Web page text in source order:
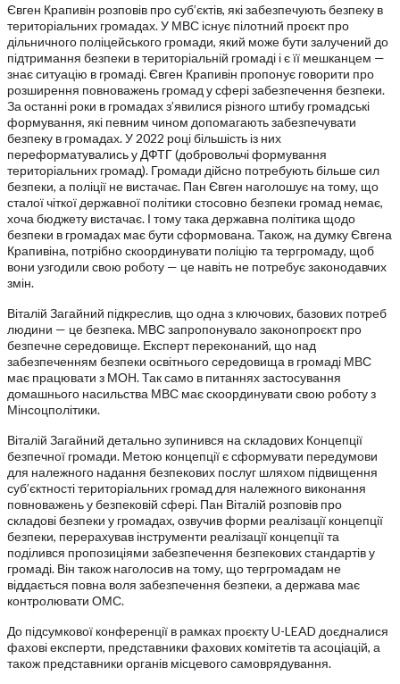
Євген Крапивін розповів про суб’єктів, які забезпечують безпеку в
територіальних громадах. У МВС існує пілотний проєкт про
дільничного поліцейського громади, який може бути залучений до
підтримання безпеки в територіальній громаді і є її мешканцем —
знає ситуацію в громаді. Євген Крапивін пропонує говорити про
розширення повноважень громад у сфері забезпечення безпеки.
За останні роки в громадах з’явилися різного штибу громадські
формування, які певним чином допомагають забезпечувати
безпеку в громадах. У 2022 році більшість із них
переформатувались у ДФТГ (добровольчі формування
територіальних громад). Громади дійсно потребують більше сил
безпеки, а поліції не вистачає. Пан Євген наголошує на тому, що
сталої чіткої державної політики стосовно безпеки громад немає,
хоча бюджету вистачає. І тому така державна політика щодо
безпеки в громадах має бути сформована. Також, на думку Євгена
Крапивіна, потрібно скоординувати поліцію та тергромаду, щоб
вони узгодили свою роботу — це навіть не потребує законодавчих
змін.
Віталій Загайний підкреслив, що одна з ключових, базових потреб
людини — це безпека. МВС запропонувало законопроєкт про
безпечне середовище. Експерт переконаний, що над
забезпеченням безпеки освітнього середовища в громаді МВС
має працювати з МОН. Так само в питаннях застосування
домашнього насильства МВС має скоординувати свою роботу з
Мінсоцполітики.
Віталій Загайний детально зупинився на складових Концепції
безпечної громади. Метою концепції є сформувати передумови
для належного надання безпекових послуг шляхом підвищення
суб’єктності територіальних громад для належного виконання
повноважень у безпековій сфері. Пан Віталій розповів про
складові безпеки у громадах, озвучив форми реалізації концепції
безпеки, перерахував інструменти реалізації концепції та
поділився пропозиціями забезпечення безпекових стандартів у
громаді. Він також наголосив на тому, що тергромадам не
віддається повна воля забезпечення безпеки, а держава має
контролювати ОМС.
До підсумкової конференції в рамках проєкту U-LEAD доєдналися
фахові експерти, представники фахових комітетів та асоціацій, а
також представники органів місцевого самоврядування.